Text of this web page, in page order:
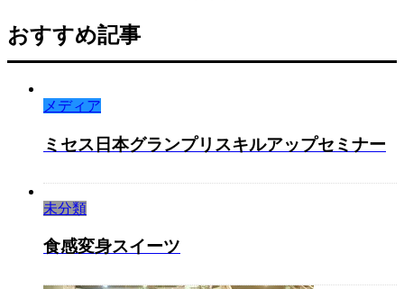
おすすめ記事
メディア
ミセス日本グランプリスキルアップセミナー
未分類
食感変身スイーツ